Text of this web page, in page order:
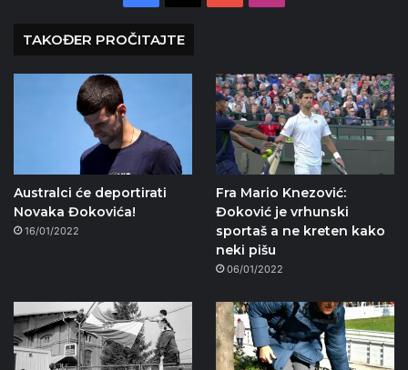
TAKOĐER PROČITAJTE
Australci će deportirati
Novaka Đokovića!
16/01/2022
Fra Mario Knezović:
Đoković je vrhunski
sportaš a ne kreten kako
neki pišu
06/01/2022